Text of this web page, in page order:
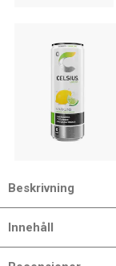
Beskrivning
Innehåll